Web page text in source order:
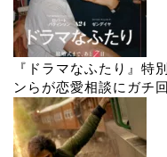
『ドラマなふたり』特
ンらが恋愛相談にガチ